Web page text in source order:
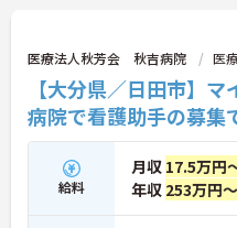
医療法人秋芳会 秋吉病院 医
【大分県／日田市】
病院で看護助手の募集
給料
月収 17.5万円
年収 253万円